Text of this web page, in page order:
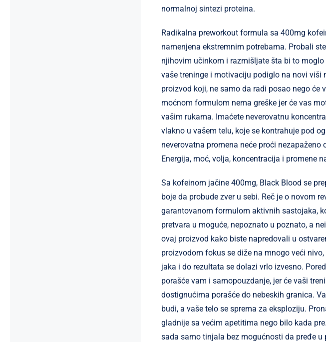
normalnoj sintezi proteina.
Radikalna preworkout formula sa 400mg
namenjena ekstremnim potrebama. Probali
njihovim učinkom i razmišljate šta bi to
vaše treninge i motivaciju podiglo na novi
proizvod koji, ne samo da radi posao nego će
moćnom formulom nema greške jer će vas
vašim rukama. Imaćete neverovatnu
vlakno u vašem telu, koje se kontrahuje pod
neverovatna promena neće proći
Energija, moć, volja, koncentracija i promene
Sa kofeinom jačine 400mg, Black Blood se
boje da probude zver u sebi. Reč je o novom
garantovanom formulom aktivnih sastojaka,
pretvara u moguće, nepoznato u poznato, a
ovaj proizvod kako biste napredovali u
proizvodom fokus se diže na mnogo veći
jaka i do rezultata se dolazi vrlo izvesno.
porašće vam i samopouzdanje, jer će vaši
dostignućima porašće do nebeskih granica.
budi, a vaše telo se sprema za eksploziju.
gladnije sa većim apetitima nego bilo kada
sada samo tinjala bez mogućnosti da pređe